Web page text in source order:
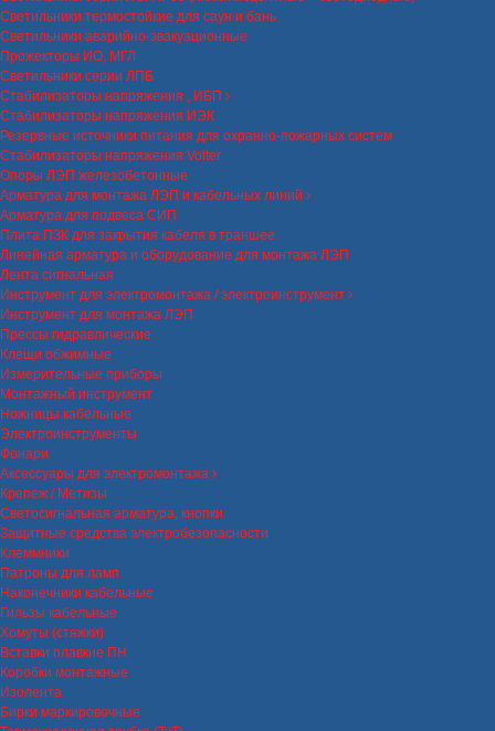
Светильники термостойкие для саун и бань
Светильники аварийно-эвакуационные
Прожекторы ИО, МГЛ
Светильники серии ЛПБ
Стабилизаторы напряжения , ИБП
Стабилизаторы напряжения ИЭК
Резервные источники питания для охранно-пожарных систем
Стабилизаторы напряжения Volter
Опоры ЛЭП железобетонные
Арматура для монтажа ЛЭП и кабельных линий
Арматура для подвеса СИП
Плита ПЗК для закрытия кабеля в траншее
Линейная арматура и оборудование для монтажа ЛЭП
Лента сигнальная
Инструмент для электромонтажа / электроинструмент
Инструмент для монтажа ЛЭП
Прессы гидравлические
Клещи обжимные
Измерительные приборы
Монтажный инструмент
Ножницы кабельные
Электроинструменты
Фонари
Аксессуары для электромонтажа
Крепеж / Метизы
Светосигнальная арматура, кнопки
Защитные средства электробезопасности
Клеммники
Патроны для ламп
Наконечники кабельные
Гильзы кабельные
Хомуты (стяжки)
Вставки плавкие ПН
Коробки монтажные
Изолента
Бирки маркировочные